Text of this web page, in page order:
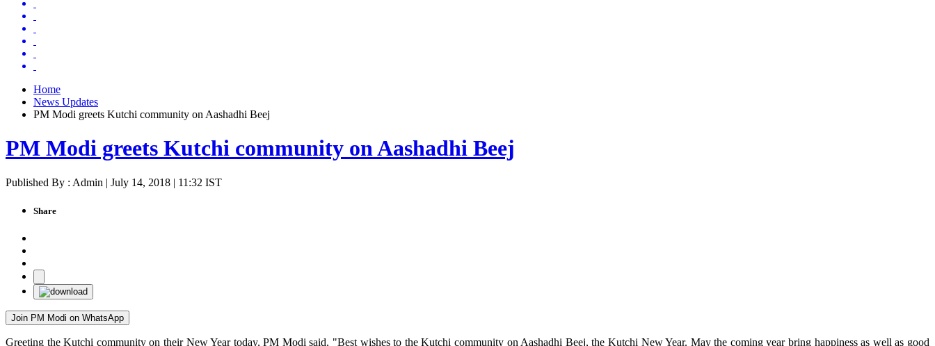
Home
News Updates
PM Modi greets Kutchi community on Aashadhi Beej
PM Modi greets Kutchi community on Aashadhi Beej
Published By : Admin | July 14, 2018 | 11:32 IST
Share
Join PM Modi on WhatsApp
Greeting the Kutchi community on their New Year today, PM Modi said, "Best wishes to the Kutchi community on Aashadhi Beej, the Kutchi New Year. May the coming year bring happiness as well as good